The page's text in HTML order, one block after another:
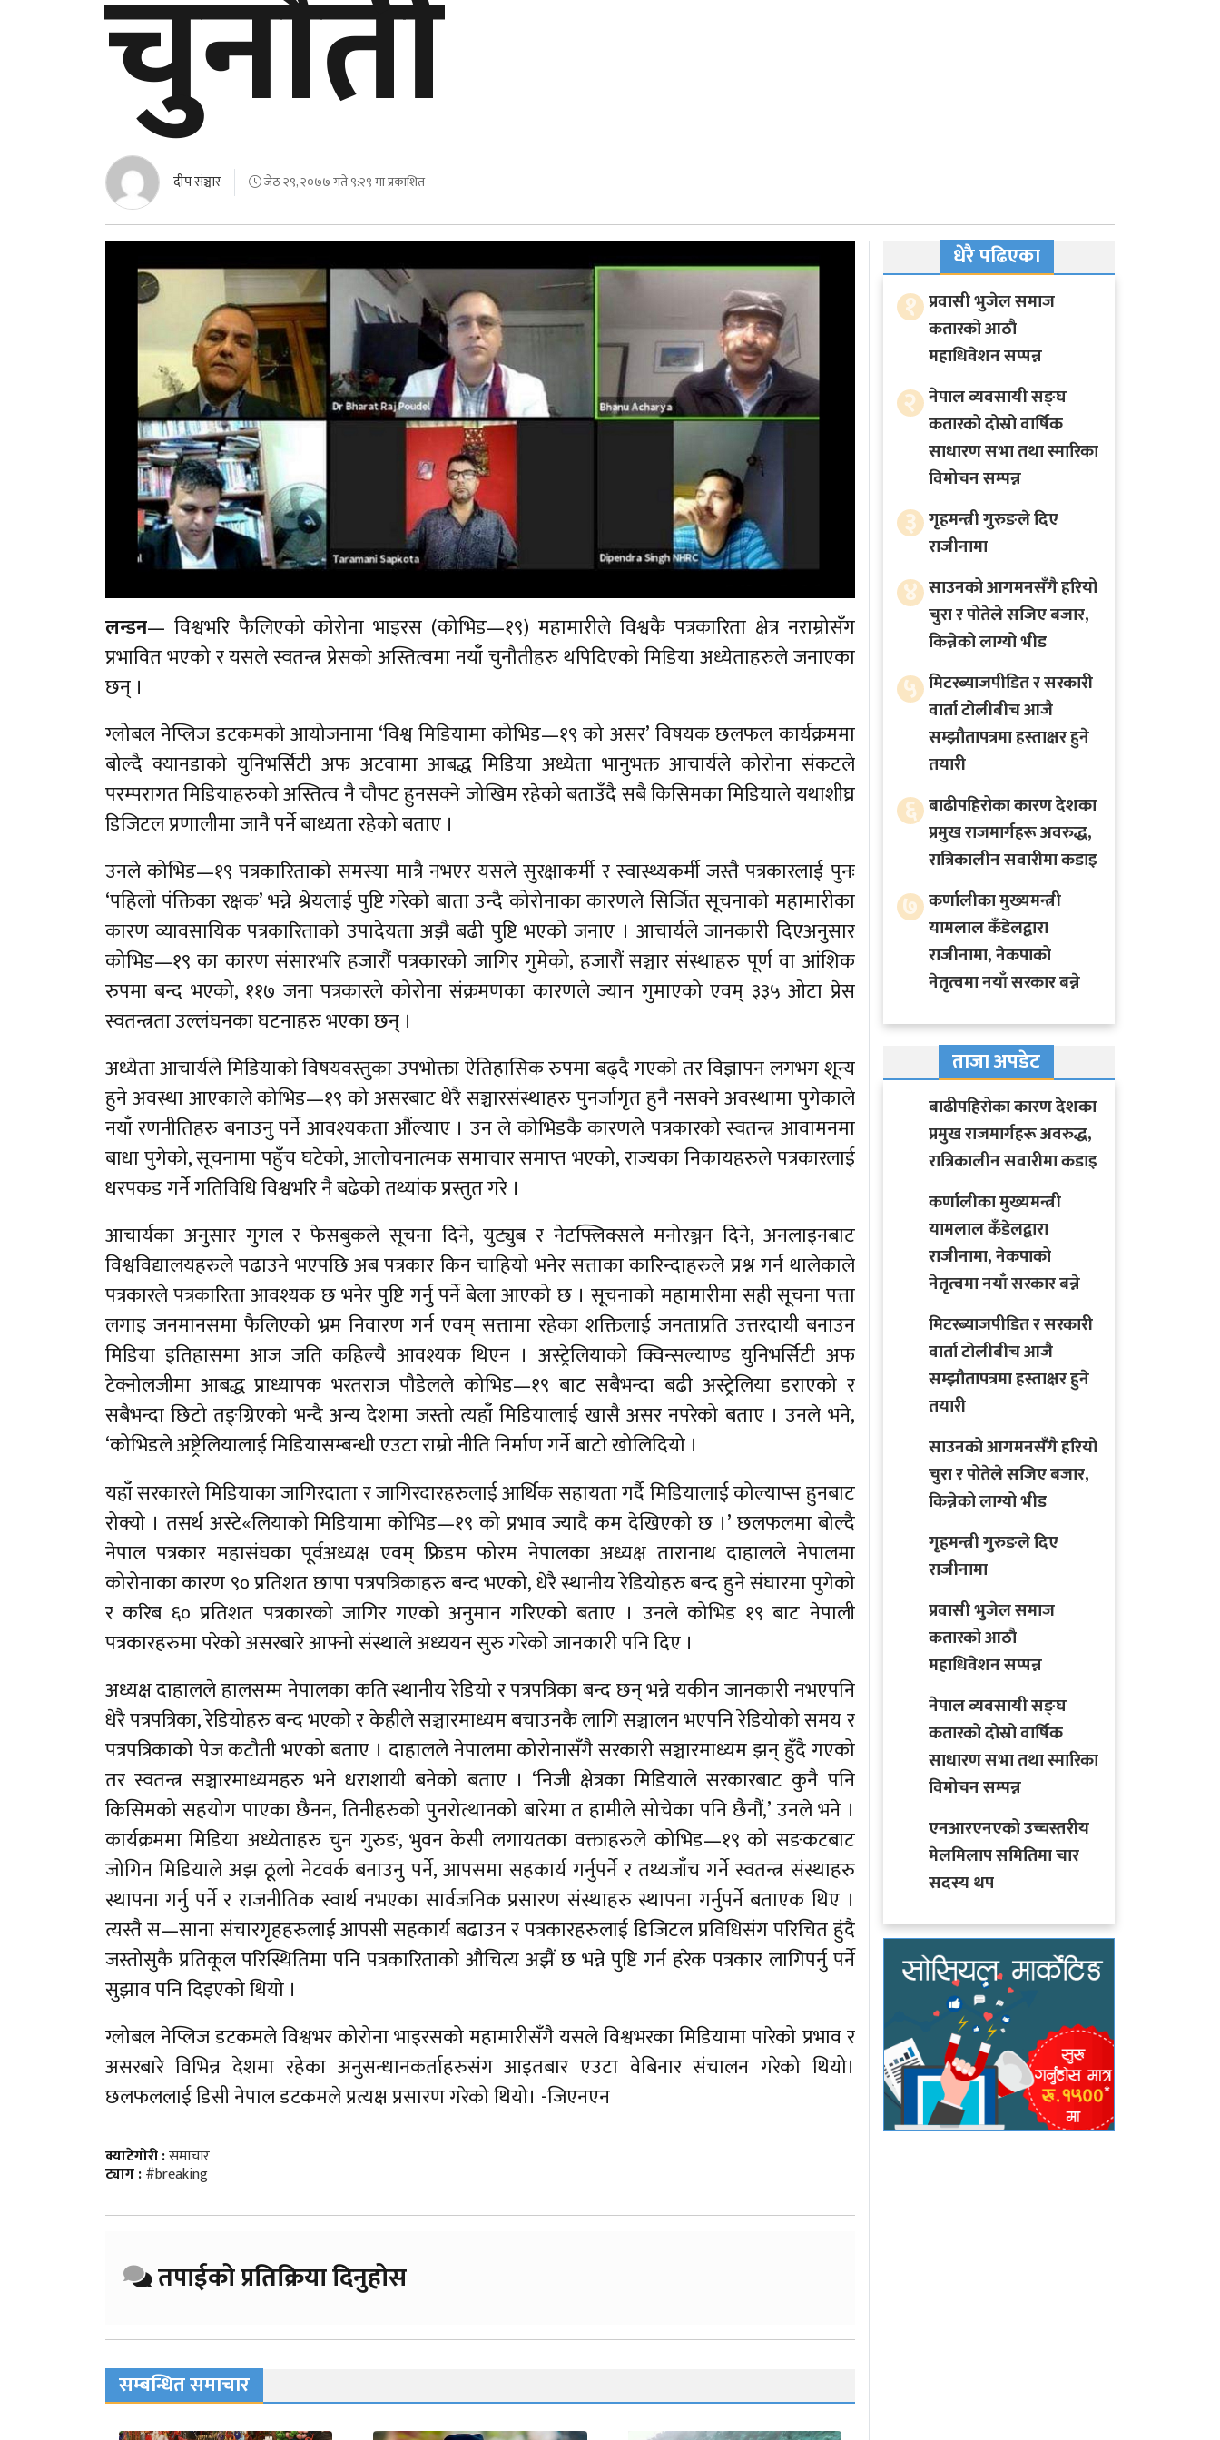
चुनौती
दीप संञ्चार जेठ २९, २०७७ गते ९:२९ मा प्रकाशित
लन्डन— विश्वभरि फैलिएको कोरोना भाइरस (कोभिड—१९) महामारीले विश्वकै पत्रकारिता क्षेत्र नराम्रोसँग
प्रभावित भएको र यसले स्वतन्त्र प्रेसको अस्तित्वमा नयाँ चुनौतीहरु थपिदिएको मिडिया अध्येताहरुले जनाएका
छन् ।
ग्लोबल नेप्लिज डटकमको आयोजनामा ‘विश्व मिडियामा कोभिड—१९ को असर’ विषयक छलफल कार्यक्रममा
बोल्दै क्यानडाको युनिभर्सिटी अफ अटवामा आबद्ध मिडिया अध्येता भानुभक्त आचार्यले कोरोना संकटले
परम्परागत मिडियाहरुको अस्तित्व नै चौपट हुनसक्ने जोखिम रहेको बताउँदै सबै किसिमका मिडियाले यथाशीघ्र
डिजिटल प्रणालीमा जानै पर्ने बाध्यता रहेको बताए ।
उनले कोभिड—१९ पत्रकारिताको समस्या मात्रै नभएर यसले सुरक्षाकर्मी र स्वास्थ्यकर्मी जस्तै पत्रकारलाई पुनः
‘पहिलो पंक्तिका रक्षक’ भन्ने श्रेयलाई पुष्टि गरेको बाता उन्दै कोरोनाका कारणले सिर्जित सूचनाको महामारीका
कारण व्यावसायिक पत्रकारिताको उपादेयता अझै बढी पुष्टि भएको जनाए । आचार्यले जानकारी दिएअनुसार
कोभिड—१९ का कारण संसारभरि हजारौं पत्रकारको जागिर गुमेको, हजारौं सञ्चार संस्थाहरु पूर्ण वा आंशिक
रुपमा बन्द भएको, ११७ जना पत्रकारले कोरोना संक्रमणका कारणले ज्यान गुमाएको एवम् ३३५ ओटा प्रेस
स्वतन्त्रता उल्लंघनका घटनाहरु भएका छन् ।
अध्येता आचार्यले मिडियाको विषयवस्तुका उपभोक्ता ऐतिहासिक रुपमा बढ्दै गएको तर विज्ञापन लगभग शून्य
हुने अवस्था आएकाले कोभिड—१९ को असरबाट धेरै सञ्चारसंस्थाहरु पुनर्जागृत हुनै नसक्ने अवस्थामा पुगेकाले
नयाँ रणनीतिहरु बनाउनु पर्ने आवश्यकता औंल्याए । उन ले कोभिडकै कारणले पत्रकारको स्वतन्त्र आवामनमा
बाधा पुगेको, सूचनामा पहुँच घटेको, आलोचनात्मक समाचार समाप्त भएको, राज्यका निकायहरुले पत्रकारलाई
धरपकड गर्ने गतिविधि विश्वभरि नै बढेको तथ्यांक प्रस्तुत गरे ।
आचार्यका अनुसार गुगल र फेसबुकले सूचना दिने, युट्युब र नेटफ्लिक्सले मनोरञ्जन दिने, अनलाइनबाट
विश्वविद्यालयहरुले पढाउने भएपछि अब पत्रकार किन चाहियो भनेर सत्ताका कारिन्दाहरुले प्रश्न गर्न थालेकाले
पत्रकारले पत्रकारिता आवश्यक छ भनेर पुष्टि गर्नु पर्ने बेला आएको छ । सूचनाको महामारीमा सही सूचना पत्ता
लगाइ जनमानसमा फैलिएको भ्रम निवारण गर्न एवम् सत्तामा रहेका शक्तिलाई जनताप्रति उत्तरदायी बनाउन
मिडिया इतिहासमा आज जति कहिल्यै आवश्यक थिएन । अस्ट्रेलियाको क्विन्सल्याण्ड युनिभर्सिटी अफ
टेक्नोलजीमा आबद्ध प्राध्यापक भरतराज पौडेलले कोभिड—१९ बाट सबैभन्दा बढी अस्ट्रेलिया डराएको र
सबैभन्दा छिटो तङ्ग्रिएको भन्दै अन्य देशमा जस्तो त्यहाँ मिडियालाई खासै असर नपरेको बताए । उनले भने,
‘कोभिडले अष्ट्रेलियालाई मिडियासम्बन्धी एउटा राम्रो नीति निर्माण गर्ने बाटो खोलिदियो ।
यहाँ सरकारले मिडियाका जागिरदाता र जागिरदारहरुलाई आर्थिक सहायता गर्दै मिडियालाई कोल्याप्स हुनबाट
रोक्यो । तसर्थ अस्टे«लियाको मिडियामा कोभिड—१९ को प्रभाव ज्यादै कम देखिएको छ ।’ छलफलमा बोल्दै
नेपाल पत्रकार महासंघका पूर्वअध्यक्ष एवम् फ्रिडम फोरम नेपालका अध्यक्ष तारानाथ दाहालले नेपालमा
कोरोनाका कारण ९० प्रतिशत छापा पत्रपत्रिकाहरु बन्द भएको, धेरै स्थानीय रेडियोहरु बन्द हुने संघारमा पुगेको
र करिब ६० प्रतिशत पत्रकारको जागिर गएको अनुमान गरिएको बताए । उनले कोभिड १९ बाट नेपाली
पत्रकारहरुमा परेको असरबारे आफ्नो संस्थाले अध्ययन सुरु गरेको जानकारी पनि दिए ।
अध्यक्ष दाहालले हालसम्म नेपालका कति स्थानीय रेडियो र पत्रपत्रिका बन्द छन् भन्ने यकीन जानकारी नभएपनि
धेरै पत्रपत्रिका, रेडियोहरु बन्द भएको र केहीले सञ्चारमाध्यम बचाउनकै लागि सञ्चालन भएपनि रेडियोको समय र
पत्रपत्रिकाको पेज कटौती भएको बताए । दाहालले नेपालमा कोरोनासँगै सरकारी सञ्चारमाध्यम झन् हुँदै गएको
तर स्वतन्त्र सञ्चारमाध्यमहरु भने धराशायी बनेको बताए । ‘निजी क्षेत्रका मिडियाले सरकारबाट कुनै पनि
किसिमको सहयोग पाएका छैनन, तिनीहरुको पुनरोत्थानको बारेमा त हामीले सोचेका पनि छैनौं,’ उनले भने ।
कार्यक्रममा मिडिया अध्येताहरु चुन गुरुङ, भुवन केसी लगायतका वक्ताहरुले कोभिड—१९ को सङकटबाट
जोगिन मिडियाले अझ ठूलो नेटवर्क बनाउनु पर्ने, आपसमा सहकार्य गर्नुपर्ने र तथ्यजाँच गर्ने स्वतन्त्र संस्थाहरु
स्थापना गर्नु पर्ने र राजनीतिक स्वार्थ नभएका सार्वजनिक प्रसारण संस्थाहरु स्थापना गर्नुपर्ने बताएक थिए ।
त्यस्तै स—साना संचारगृहहरुलाई आपसी सहकार्य बढाउन र पत्रकारहरुलाई डिजिटल प्रविधिसंग परिचित हुंदै
जस्तोसुकै प्रतिकूल परिस्थितिमा पनि पत्रकारिताको औचित्य अझैं छ भन्ने पुष्टि गर्न हरेक पत्रकार लागिपर्नु पर्ने
सुझाव पनि दिइएको थियो ।
ग्लोबल नेप्लिज डटकमले विश्वभर कोरोना भाइरसको महामारीसँगै यसले विश्वभरका मिडियामा पारेको प्रभाव र
असरबारे विभिन्न देशमा रहेका अनुसन्धानकर्ताहरुसंग आइतबार एउटा वेबिनार संचालन गरेको थियो।
छलफललाई डिसी नेपाल डटकमले प्रत्यक्ष प्रसारण गरेको थियो। -जिएनएन
क्याटेगोरी :समाचार
ट्याग :#breaking
तपाईको प्रतिक्रिया दिनुहोस
सम्बन्धित समाचार
धेरै पढिएका
१ प्रवासी भुजेल समाज
कतारको आठाै
महाधिवेशन सप्पन्न
२ नेपाल व्यवसायी सङ्घ
कतारको दोस्रो वार्षिक
साधारण सभा तथा स्मारिका
विमोचन सम्पन्न
३ गृहमन्त्री गुरुङले दिए
राजीनामा
४ साउनको आगमनसँगै हरियो
चुरा र पोतेले सजिए बजार,
किन्नेको लाग्यो भीड
५ मिटरब्याजपीडित र सरकारी
वार्ता टोलीबीच आजै
सम्झौतापत्रमा हस्ताक्षर हुने
तयारी
६ बाढीपहिरोका कारण देशका
प्रमुख राजमार्गहरू अवरुद्ध,
रात्रिकालीन सवारीमा कडाइ
७ कर्णालीका मुख्यमन्त्री
यामलाल कँडेलद्वारा
राजीनामा, नेकपाको
नेतृत्वमा नयाँ सरकार बन्ने
ताजा अपडेट
बाढीपहिरोका कारण देशका
प्रमुख राजमार्गहरू अवरुद्ध,
रात्रिकालीन सवारीमा कडाइ
कर्णालीका मुख्यमन्त्री
यामलाल कँडेलद्वारा
राजीनामा, नेकपाको
नेतृत्वमा नयाँ सरकार बन्ने
मिटरब्याजपीडित र सरकारी
वार्ता टोलीबीच आजै
सम्झौतापत्रमा हस्ताक्षर हुने
तयारी
साउनको आगमनसँगै हरियो
चुरा र पोतेले सजिए बजार,
किन्नेको लाग्यो भीड
गृहमन्त्री गुरुङले दिए
राजीनामा
प्रवासी भुजेल समाज
कतारको आठाै
महाधिवेशन सप्पन्न
नेपाल व्यवसायी सङ्घ
कतारको दोस्रो वार्षिक
साधारण सभा तथा स्मारिका
विमोचन सम्पन्न
एनआरएनएको उच्चस्तरीय
मेलमिलाप समितिमा चार
सदस्य थप